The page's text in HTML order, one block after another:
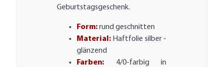
Geburtstagsgeschenk.
Form:rund geschnitten
Material: Haftfolie silber -
glänzend
Farben: 4/0-farbig in